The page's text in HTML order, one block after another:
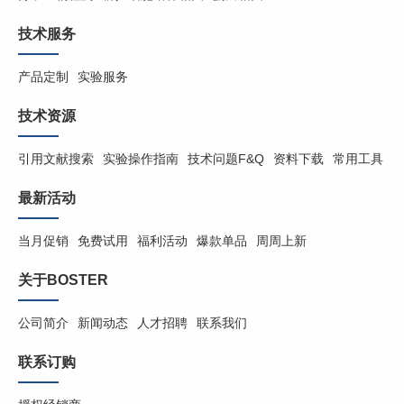
技术服务
产品定制 实验服务
技术资源
引用文献搜索 实验操作指南 技术问题F&Q 资料下载 常用工具
最新活动
当月促销 免费试用 福利活动 爆款单品 周周上新
关于BOSTER
公司简介 新闻动态 人才招聘 联系我们
联系订购